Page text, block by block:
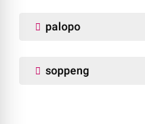
palopo
soppeng